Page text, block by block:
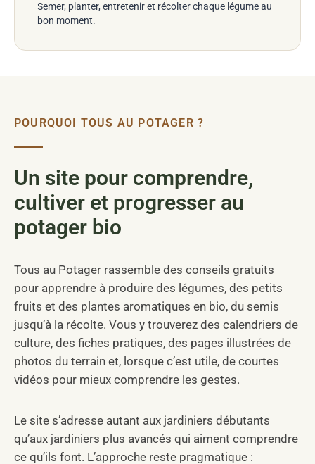
Semer, planter, entretenir et récolter chaque légume au
bon moment.
POURQUOI TOUS AU POTAGER ?
Un site pour comprendre,
cultiver et progresser au
potager bio
Tous au Potager rassemble des conseils gratuits
pour apprendre à produire des légumes, des petits
fruits et des plantes aromatiques en bio, du semis
jusqu’à la récolte. Vous y trouverez des calendriers de
culture, des fiches pratiques, des pages illustrées de
photos du terrain et, lorsque c’est utile, de courtes
vidéos pour mieux comprendre les gestes.
Le site s’adresse autant aux jardiniers débutants
qu’aux jardiniers plus avancés qui aiment comprendre
ce qu’ils font. L’approche reste pragmatique :